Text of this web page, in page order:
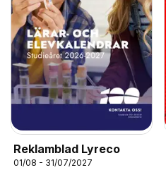
Reklamblad Lyreco
01/08 - 31/07/2027